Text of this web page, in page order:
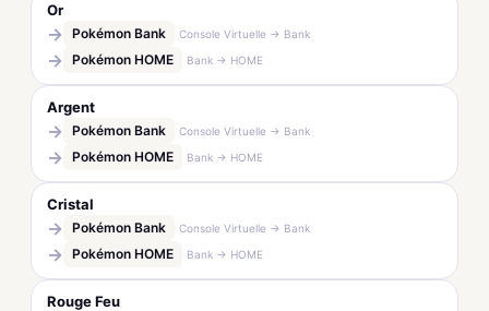
Or
→ Pokémon Bank Console Virtuelle → Bank
→ Pokémon HOME Bank → HOME
Argent
→ Pokémon Bank Console Virtuelle → Bank
→ Pokémon HOME Bank → HOME
Cristal
→ Pokémon Bank Console Virtuelle → Bank
→ Pokémon HOME Bank → HOME
Rouge Feu